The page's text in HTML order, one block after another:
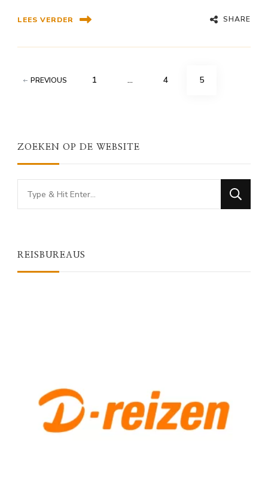
LEES VERDER SHARE
Berichten
PREVIOUS PAGE
1 … PAGE
4 PAGE
5
ZOEKEN OP DE WEBSITE
Looking
for
REISBUREAUS